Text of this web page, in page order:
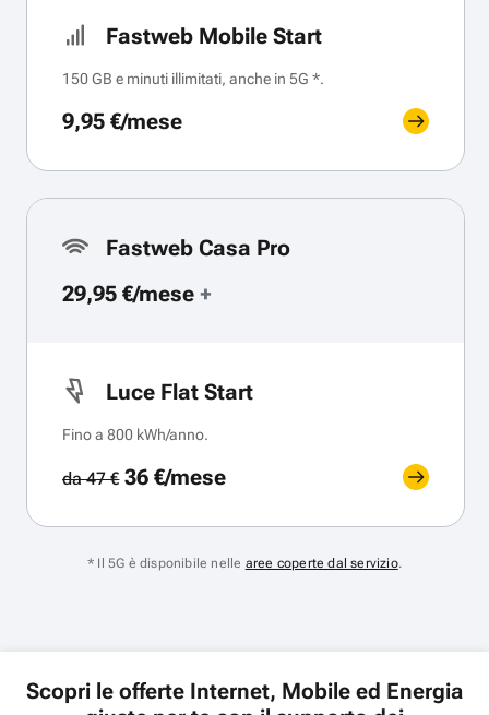
Fastweb Mobile Start
150 GB e minuti illimitati, anche in 5G *.
9,95 €/mese
Fastweb Casa Pro
29,95 €/mese +
Luce Flat Start
Fino a 800 kWh/anno.
da 47 €36 €/mese
* Il 5G è disponibile nelle aree coperte dal servizio.
Scopri le offerte Internet, Mobile ed Energia